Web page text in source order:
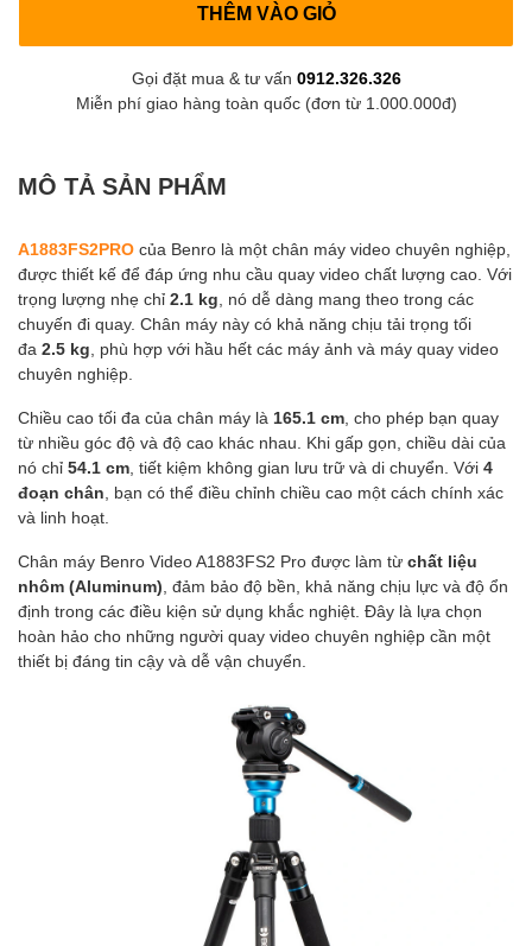
THÊM VÀO GIỎ
Gọi đặt mua & tư vấn 0912.326.326
Miễn phí giao hàng toàn quốc (đơn từ 1.000.000đ)
MÔ TẢ SẢN PHẨM
A1883FS2PRO của Benro là một chân máy video chuyên nghiệp,
được thiết kế để đáp ứng nhu cầu quay video chất lượng cao. Với
trọng lượng nhẹ chỉ 2.1 kg , nó dễ dàng mang theo trong các
chuyến đi quay. Chân máy này có khả năng chịu tải trọng tối
đa 2.5 kg , phù hợp với hầu hết các máy ảnh và máy quay video
chuyên nghiệp.
Chiều cao tối đa của chân máy là 165.1 cm , cho phép bạn quay
từ nhiều góc độ và độ cao khác nhau. Khi gấp gọn, chiều dài của
nó chỉ 54.1 cm , tiết kiệm không gian lưu trữ và di chuyển. Với 4
đoạn chân , bạn có thể điều chỉnh chiều cao một cách chính xác
và linh hoạt.
Chân máy Benro Video A1883FS2 Pro được làm từ chất liệu
nhôm (Aluminum) , đảm bảo độ bền, khả năng chịu lực và độ ổn
định trong các điều kiện sử dụng khắc nghiệt. Đây là lựa chọn
hoàn hảo cho những người quay video chuyên nghiệp cần một
thiết bị đáng tin cậy và dễ vận chuyển.